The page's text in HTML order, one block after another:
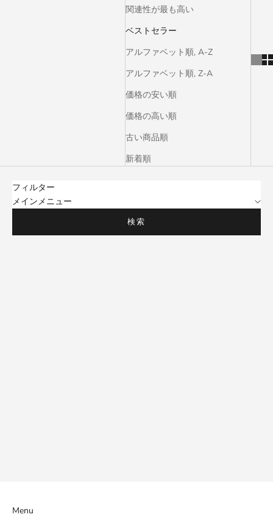
関連性が最も高い
ベストセラー
アルファベット順, A-Z
アルファベット順, Z-A
価格の安い順
価格の高い順
古い商品順
新着順
フィルター
メインメニュー
検索
Menu